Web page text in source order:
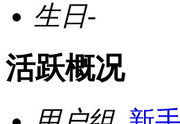
生日-
活跃概况